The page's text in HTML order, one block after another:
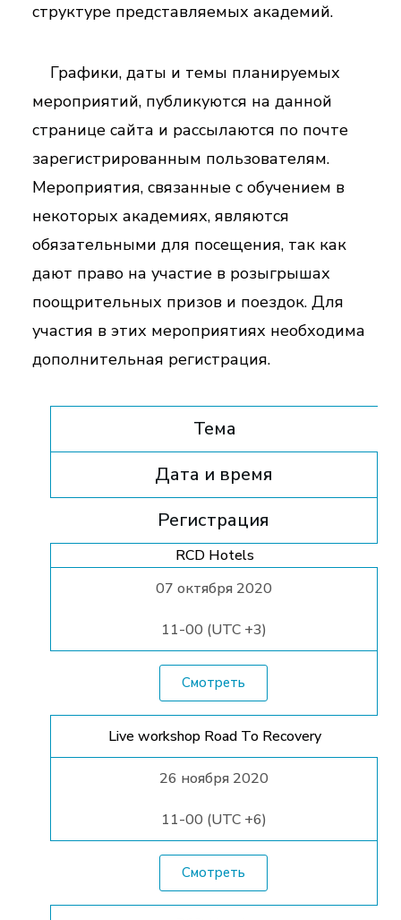
структуре представляемых академий.
Графики, даты и темы планируемых
мероприятий, публикуются на данной
странице сайта и рассылаются по почте
зарегистрированным пользователям.
Мероприятия, связанные с обучением в
некоторых академиях, являются
обязательными для посещения, так как
дают право на участие в розыгрышах
поощрительных призов и поездок. Для
участия в этих мероприятиях необходима
дополнительная регистрация.
Тема
Дата и время
Регистрация
RCD Hotels
07 октября 2020
11-00 (UTC +3)
Смотреть
Live workshop Road To Recovery
26 ноября 2020
11-00 (UTC +6)
Смотреть